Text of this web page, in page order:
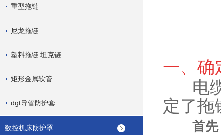
重型拖链
尼龙拖链
塑料拖链 坦克链
矩形金属软管
dgt导管防护套
数控机床防护罩
一、确
电缆
定了拖
首先